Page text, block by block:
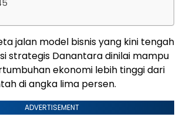
jalan model bisnis yang kini tengah
strategis Danantara dinilai mampu
ekonomi lebih tinggi dari
di angka lima persen.
ADVERTISEMENT